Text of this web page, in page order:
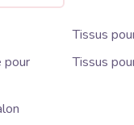
Tissus
pour
Tissus